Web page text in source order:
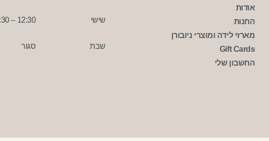
אודות
החנות
מארזי לידה ומוצרי ניובורן
Gift Cards
החשבון שלי
שישי
שבת
12:30 – 09:30
סגור